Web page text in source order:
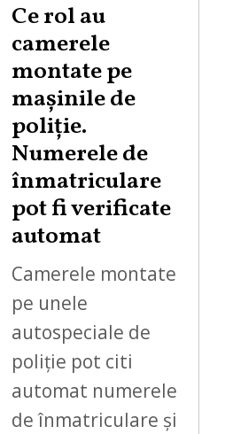
Ce rol au
camerele
montate pe
mașinile de
poliție.
Numerele de
înmatriculare
pot fi verificate
automat
Camerele montate
pe unele
autospeciale de
poliție pot citi
automat numerele
de înmatriculare și